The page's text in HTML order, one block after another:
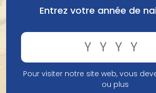
Goût
Dans un monde inondé de bières
insipides et trop sucrées, le Brussels
présente une bière artisanale belge
Entrez votre année de
Pour visiter notre site web, vous
ou plus